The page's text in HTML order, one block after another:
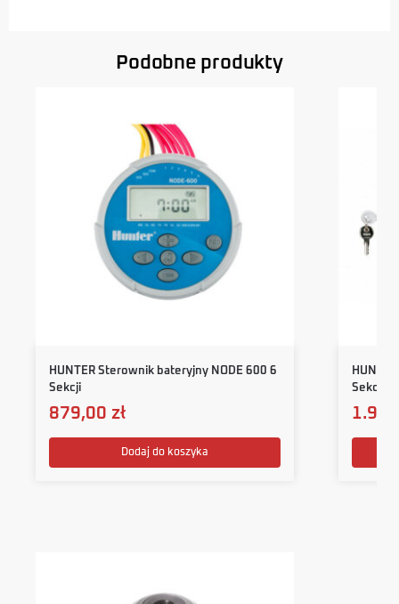
Podobne produkty
HUNTER Sterownik bateryjny NODE 600 6
Sekcji
879,00 zł
Dodaj do koszyka
Sekcji